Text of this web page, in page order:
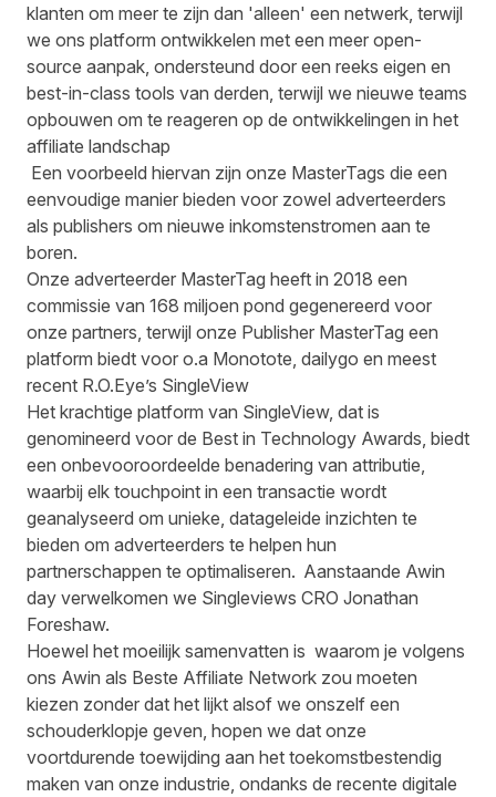
klanten om meer te zijn dan 'alleen' een netwerk, terwijl
we ons platform ontwikkelen met een meer open-
source aanpak, ondersteund door een reeks eigen en
best-in-class tools van derden, terwijl we nieuwe teams
opbouwen om te reageren op de ontwikkelingen in het
affiliate landschap
Een voorbeeld hiervan zijn onze MasterTags die een
eenvoudige manier bieden voor zowel adverteerders
als publishers om nieuwe inkomstenstromen aan te
boren.
Onze adverteerder MasterTag heeft in 2018 een
commissie van 168 miljoen pond gegenereerd voor
onze partners, terwijl onze Publisher MasterTag een
platform biedt voor o.a Monotote dailygo en meest
recent R.O.Eye’s SingleView
Het krachtige platform van SingleView, dat is
genomineerd voor de Best in Technology Awards, biedt
een onbevooroordeelde benadering van attributie,
waarbij elk touchpoint in een transactie wordt
geanalyseerd om unieke, datageleide inzichten te
bieden om adverteerders te helpen hun
partnerschappen te optimaliseren. Aanstaande Awin
day verwelkomen we Singleviews CRO Jonathan
Foreshaw.
Hoewel het moeilijk samenvatten is waarom je volgens
ons Awin als Beste Affiliate Network zou moeten
kiezen zonder dat het lijkt alsof we onszelf een
schouderklopje geven, hopen we dat onze
voortdurende toewijding aan het toekomstbestendig
maken van onze industrie, ondanks de recente digitale